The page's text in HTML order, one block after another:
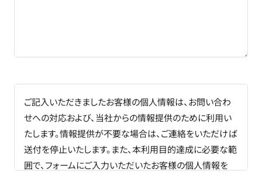
ご記入いただきましたお客様の個人情報は、お問い合わ
せへの対応および、当社からの情報提供のために利用い
たします。情報提供が不要な場合は、ご連絡をいただけば
送付を停止いたします。また、本利用目的達成に必要な範
囲で、フォームにご入力いただいたお客様の個人情報を